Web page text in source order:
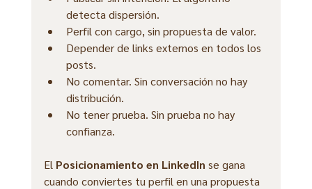
detecta dispersión.
Perfil con cargo, sin propuesta de valor.
Depender de links externos en todos los
posts.
No comentar. Sin conversación no hay
distribución.
No tener prueba. Sin prueba no hay
confianza.
El Posicionamiento en LinkedIn se gana
cuando conviertes tu perfil en una propuesta